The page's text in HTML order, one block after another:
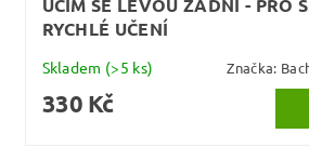
UČÍM SE LEVOU ZADNÍ - PRO
RYCHLÉ UČENÍ
Skladem (>5 ks) Značka:
330 Kč